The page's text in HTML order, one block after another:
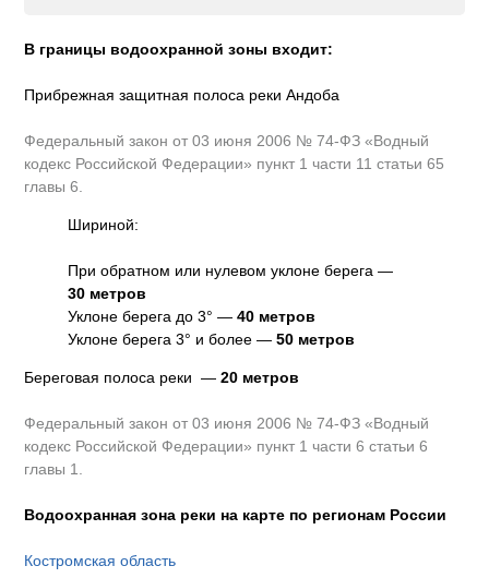
В границы водоохранной зоны входит:
Прибрежная защитная полоса реки Андоба
Федеральный закон от 03 июня 2006 № 74-ФЗ «Водный
кодекс Российской Федерации» пункт 1 части 11 статьи 65
главы 6.
Шириной:
При обратном или нулевом уклоне берега —
30 метров
Уклоне берега до 3° —40 метров
Уклоне берега 3° и более —50 метров
Береговая полоса реки —20 метров
Федеральный закон от 03 июня 2006 № 74-ФЗ «Водный
кодекс Российской Федерации» пункт 1 части 6 статьи 6
главы 1.
Водоохранная зона реки на карте по регионам России
Костромская область